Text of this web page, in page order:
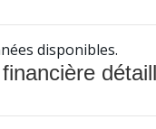
disponibles.